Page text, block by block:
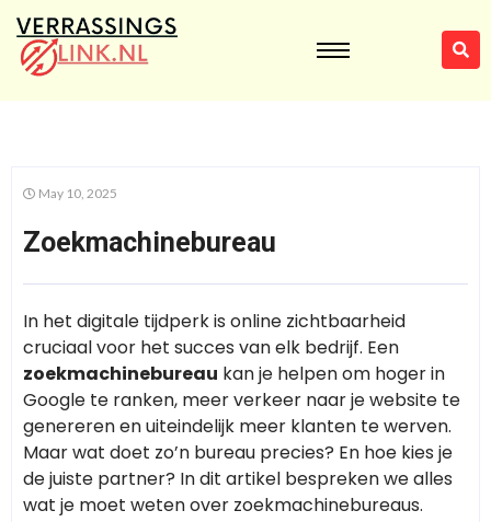
May 10, 2025
Zoekmachinebureau
In het digitale tijdperk is online zichtbaarheid
cruciaal voor het succes van elk bedrijf. Een
zoekmachinebureau kan je helpen om hoger in
Google te ranken, meer verkeer naar je website te
genereren en uiteindelijk meer klanten te werven.
Maar wat doet zo’n bureau precies? En hoe kies je
de juiste partner? In dit artikel bespreken we alles
wat je moet weten over zoekmachinebureaus.